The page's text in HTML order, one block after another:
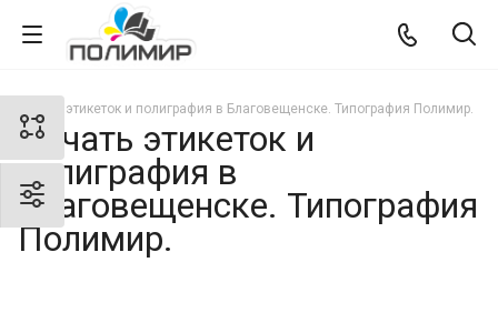
Печать этикеток и полиграфия в Благовещенске. Типография Полимир.
Печать этикеток и
полиграфия в
Благовещенске. Типография
Полимир.